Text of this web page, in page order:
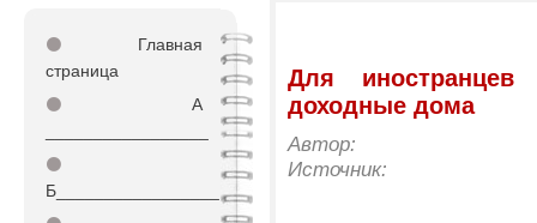
⚫
Главная
страница
⚫
А
⚫
Б_________________
Для
доходные дома
Автор:
Источник: